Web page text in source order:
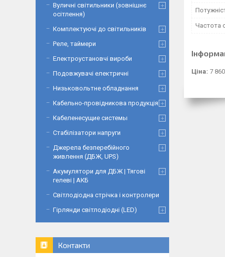
Частота
Ціна: 7
Вуличні світильники (зовнішнє
осітлення)
Комплектуючі до світильників
Реле, таймери
Електроустановчі вироби
Подовжувачі електричні
Низьковольтне обладнання
Кабельно-провідникова продукція
Кабеленесущие системы
Стабілізатори напруги
Джерела безперебійного
живлення (ДБЖ, UPS)
Акумулятори для ДБЖ | Тягові
гелеві | АКБ
Світлодіодна стрічка і контролери
Гірлянди світлодіодні (LED)
Контакти